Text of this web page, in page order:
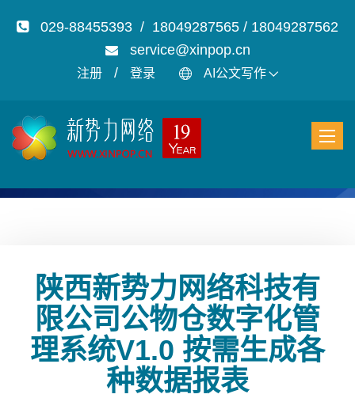
029-88455393 / 18049287565 / 18049287562
service@xinpop.cn
注册 / 登录 AI公文写作
陕西新势力网络科技有
限公司公物仓数字化管
理系统V1.0 按需生成各
种数据报表